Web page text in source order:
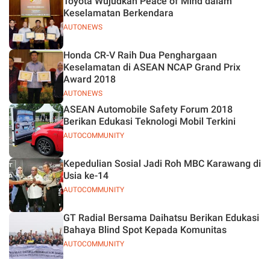
AUTONEWS
Keselamatan Berkendara
AUTONEWS
Honda CR-V Raih Dua Penghargaan
Keselamatan di ASEAN NCAP Grand Prix
Award 2018
AUTOCOMMUNITY
ASEAN Automobile Safety Forum 2018
Berikan Edukasi Teknologi Mobil Terkini
AUTOCOMMUNITY
Kepedulian Sosial Jadi Roh MBC Karawang di
Usia ke-14
AUTOCOMMUNITY
GT Radial Bersama Daihatsu Berikan Edukasi
Bahaya Blind Spot Kepada Komunitas